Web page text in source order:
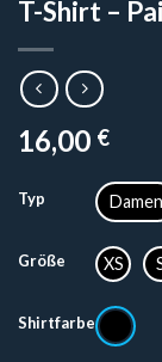
T-Shirt –
16,00 €
Typ Damen
Größe XS
Shirtfarbe